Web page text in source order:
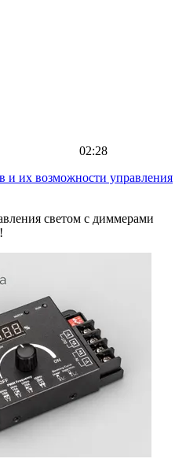
02:28
их возможности управления
светом с диммерами